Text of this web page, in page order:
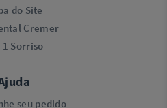
do Site
Cremer
1 Sorriso
seu pedido